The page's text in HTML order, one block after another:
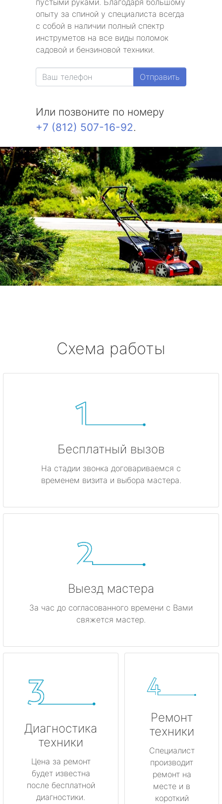
пустыми руками. Благодаря большому
опыту за спиной у специалиста всегда
с собой в наличии полный спектр
инструметов на все виды поломок
садовой и бензиновой техники.
Отправить
Или позвоните по номеру
+7 (812) 507-16-92.
Схема работы
Бесплатный вызов
На стадии звонка договариваемся с
временем визита и выбора мастера.
Выезд мастера
За час до согласованного времени с Вами
свяжется мастер.
Диагностика
техники
Цена за ремонт
будет известна
после бесплатной
диагностики.
Ремонт
техники
Специалист
производит
ремонт на
месте и в
короткий